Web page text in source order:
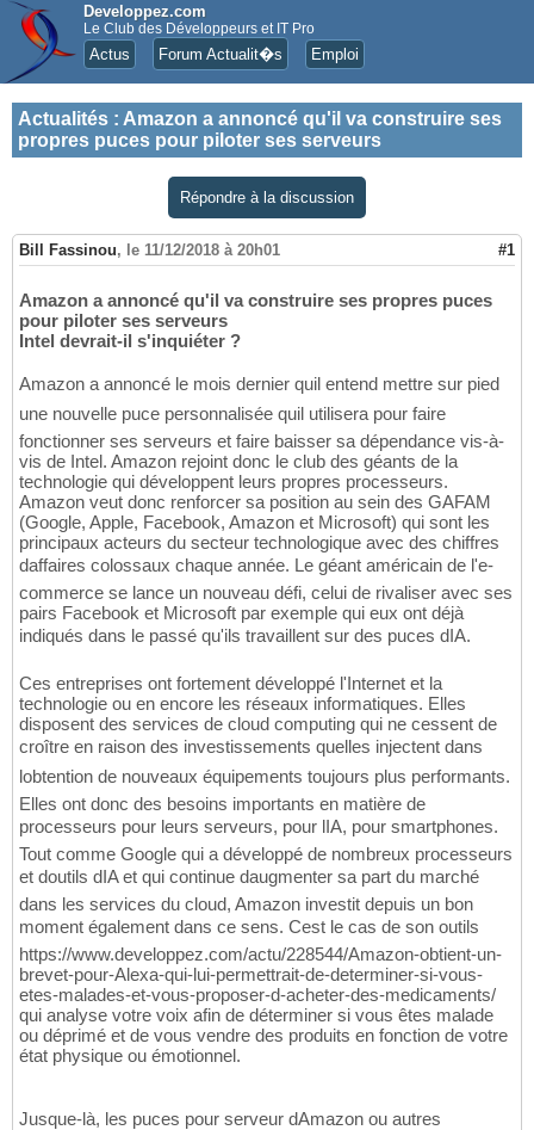
Developpez.com
Le Club des Développeurs et IT Pro
Actus Forum Actualit�s Emploi
Actualités : Amazon a annoncé qu'il va construire ses
propres puces pour piloter ses serveurs
Répondre à la discussion
Bill Fassinou, le 11/12/2018 à 20h01 #1
Amazon a annoncé qu'il va construire ses propres puces
pour piloter ses serveurs
Intel devrait-il s'inquiéter ?
Amazon a annoncé le mois dernier quil entend mettre sur pied
une nouvelle puce personnalisée quil utilisera pour faire
fonctionner ses serveurs et faire baisser sa dépendance vis-à-
vis de Intel. Amazon rejoint donc le club des géants de la
technologie qui développent leurs propres processeurs.
Amazon veut donc renforcer sa position au sein des GAFAM
(Google, Apple, Facebook, Amazon et Microsoft) qui sont les
principaux acteurs du secteur technologique avec des chiffres
daffaires colossaux chaque année. Le géant américain de l'e-
commerce se lance un nouveau défi, celui de rivaliser avec ses
pairs Facebook et Microsoft par exemple qui eux ont déjà
indiqués dans le passé qu'ils travaillent sur des puces dIA.
Ces entreprises ont fortement développé l'Internet et la
technologie ou en encore les réseaux informatiques. Elles
disposent des services de cloud computing qui ne cessent de
croître en raison des investissements quelles injectent dans
lobtention de nouveaux équipements toujours plus performants.
Elles ont donc des besoins importants en matière de
processeurs pour leurs serveurs, pour lIA, pour smartphones.
Tout comme Google qui a développé de nombreux processeurs
et doutils dIA et qui continue daugmenter sa part du marché
dans les services du cloud, Amazon investit depuis un bon
moment également dans ce sens. Cest le cas de son outils
https://www.developpez.com/actu/228544/Amazon-obtient-un-
brevet-pour-Alexa-qui-lui-permettrait-de-determiner-si-vous-
etes-malades-et-vous-proposer-d-acheter-des-medicaments/
qui analyse votre voix afin de déterminer si vous êtes malade
ou déprimé et de vous vendre des produits en fonction de votre
état physique ou émotionnel.
Jusque-là, les puces pour serveur dAmazon ou autres